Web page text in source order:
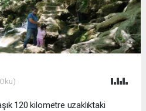
120 kilometre uzaklıktaki